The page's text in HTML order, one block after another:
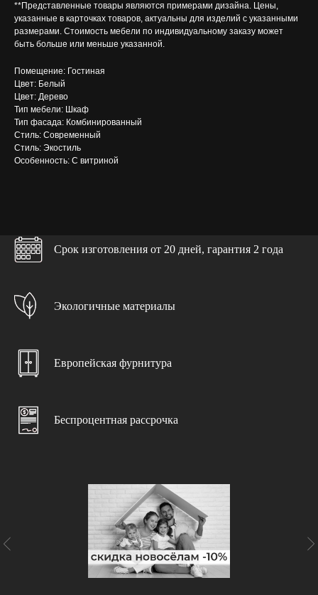
**Представленные товары являются примерами дизайна. Цены,
указанные в карточках товаров, актуальны для изделий с указанными
размерами. Стоимость мебели по индивидуальному заказу может
быть больше или меньше указанной.
Помещение: Гостиная
Цвет: Белый
Цвет: Дерево
Тип мебели: Шкаф
Тип фасада: Комбинированный
Стиль: Современный
Стиль: Экостиль
Особенность: С витриной
Срок изготовления от 20 дней, гарантия 2 года
Экологичные материалы
Европейская фурнитура
Беспроцентная рассрочка
Консультация специалиста
Чистота и порядок
При заключении договора
С учетом особенностей помещения